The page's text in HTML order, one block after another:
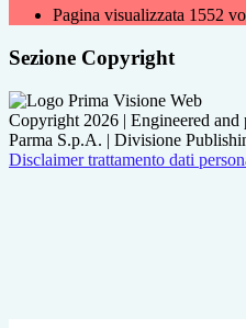
Pagina visualizzata 1552
Sezione Copyright
Copyright 2026 | Engineered
Parma S.p.A. | Divisione
Disclaimer trattamento dati